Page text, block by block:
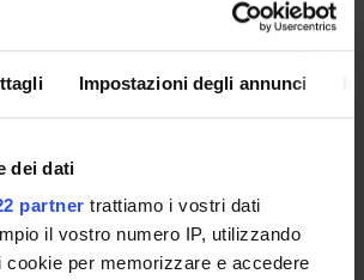
Impostazioni degli annunci
dei dati
partner trattiamo i vostri dati
il vostro numero IP, utilizzando
cookie per memorizzare e accedere